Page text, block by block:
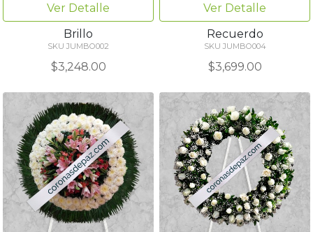
Ver Detalle
Brillo
SKU JUMBO002
$3,248.00
Ver Detalle
Recuerdo
SKU JUMBO004
$3,699.00